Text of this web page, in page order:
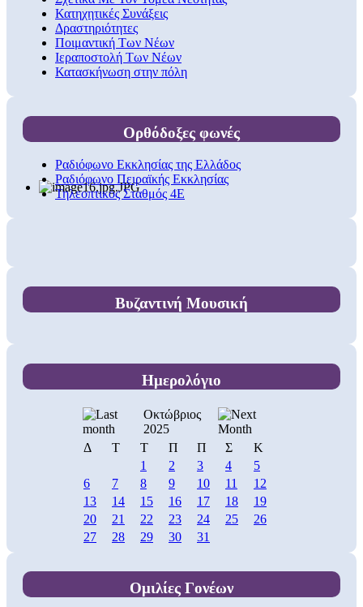
Κατηχητικές Συνάξεις
Δραστηριότητες
Ποιμαντική Των Νέων
Ιεραποστολή Των Νέων
Κατασκήνωση στην πόλη
Ορθόδοξες φωνές
Ραδιόφωνο Εκκλησίας της Ελλάδος
Ραδιόφωνο Πειραϊκής Εκκλησίας
Τηλεοπτικός Σταθμός 4Ε
Βυζαντινή Μουσική
Ημερολόγιο
Οκτώβριος
2025
Δ
Τ Τ Π Π Σ
Κ
1
2 3 4
5
6
7 8 9 10 11
12
13
14 15 16 17 18
19
20
21 22 23 24 25
26
27
28 29 30 31
Ομιλίες Γονέων